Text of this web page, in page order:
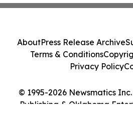
© 1995-2026 Newsmatics
Publishing & Oklahoma
AboutPress Release Archive
Terms & Conditions
Privacy Policy